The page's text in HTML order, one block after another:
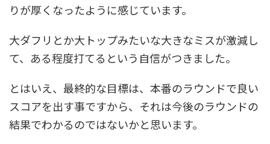
りが厚くなったように感じています。
大ダフリとか大トップみたいな大きなミスが激減し
て、ある程度打てるという自信がつきました。
とはいえ、最終的な目標は、本番のラウンドで良い
スコアを出す事ですから、それは今後のラウンドの
結果でわかるのではないかと思います。